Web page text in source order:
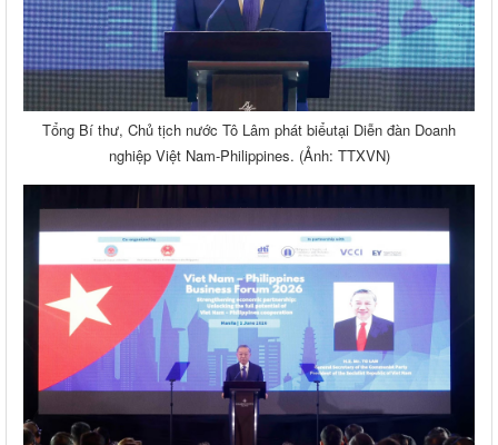
Tổng Bí thư, Chủ tịch nước Tô Lâm phát biểu tại Diễn đàn Doanh
nghiệp Việt Nam-Philippines. (Ảnh: TTXVN)